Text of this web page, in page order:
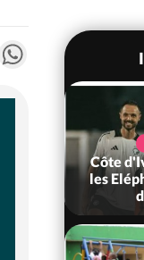
MessengerWhatsApp
de
Côte
les